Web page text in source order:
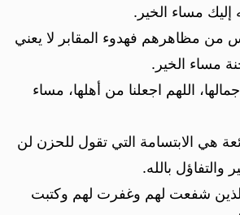
إليك مساء الخير.
من مظاهرهم فهدوء المقابر لا يعني
مساء الخير.
جمالها، اللهم اجعلنا من أهلها، مساء
هي الابتسامة التي تقول للحزن لن
والتفاؤل بالله.
الذين شفعت لهم وغفرت لهم وكتبت